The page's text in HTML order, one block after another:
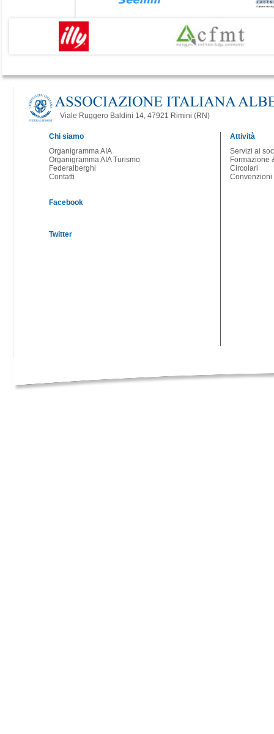
Viale Ruggero Baldini 14, 47921 Rimini (RN)
Chi siamo
Organigramma AIA
Organigramma AIA Turismo
Federalberghi
Contatti
Facebook
Twitter
Attività
Servizi ai
Formazione
Circolari
Convenzioni